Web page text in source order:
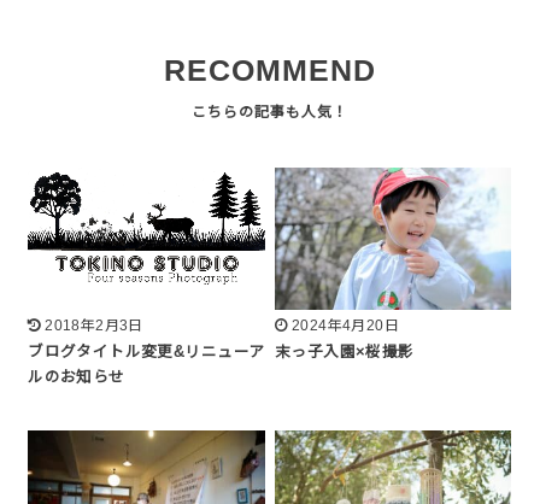
RECOMMEND
2018年2月3日
ブログタイトル変更&リニューア
ルのお知らせ
2024年4月20日
末っ子入園×桜撮影